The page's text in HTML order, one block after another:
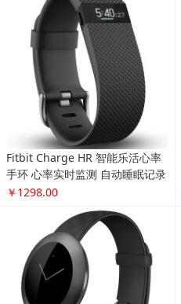
Fitbit Charge HR 智能乐活心率
手环 心率实时监测 自动睡眠记录
来电显示 运动蓝牙手表计步器 黑
￥1298.00